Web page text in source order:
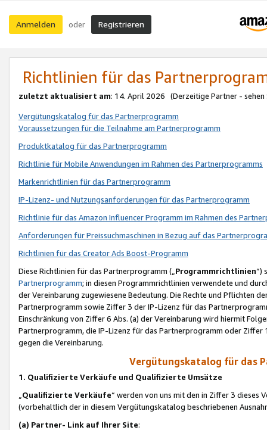
Anmelden oder Registrieren
Richtlinien für das
zuletzt aktualisiert am: 14. April 2026 (Derzeitige Partner - sehen
Vergütungskatalog für das Partnerprogramm
Voraussetzungen für die Teilnahme am Partnerprogramm
Produktkatalog für das Partnerprogramm
Richtlinie für Mobile Anwendungen im Rahmen des Partnerprogramms
Markenrichtlinien für das Partnerprogramm
IP-Lizenz- und Nutzungsanforderungen für das Partnerprogramm
Richtlinie für das Amazon Influencer Programm im Rahmen des
Anforderungen für Preissuchmaschinen in Bezug auf das
Richtlinien für das Creator Ads Boost-Programm
Diese Richtlinien für das Partnerprogramm („Programmrichtlinien“)
Partnerprogramm; in diesen Programmrichtlinien verwendete und
der Vereinbarung zugewiesene Bedeutung. Die Rechte und Pflichten
Partnerprogramm sowie Ziffer 3 der IP-Lizenz für das
Einschränkung von Ziffer 6 Abs. (a) der Vereinbarung wird hiermit
Partnerprogramm, die IP-Lizenz für das Partnerprogramm oder
gegen die Vereinbarung.
Vergütungskatalog für das
1. Qualifizierte Verkäufe und Qualifizierte Umsätze
Qualifizierte Verkäufe“ werden von uns mit den in Ziffer 3
(vorbehaltlich der in diesem Vergütungskatalog beschriebenen
(a) Partner- Link auf Ihrer Site: